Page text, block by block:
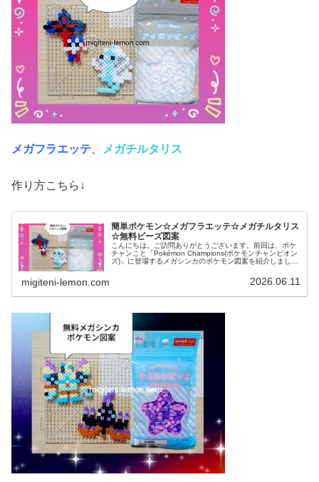
メガフラエッテ、 メガチルタリス
作り方こちら↓
簡単ポケモン☆メガフラエッテ☆メガチルタリス
☆無料ビーズ図案
こんにちは。ご訪問ありがとうございます。前回は、ポケ
チャンこと「Pokémon Champions(ポケモンチャンピオン
ズ)」に登場するメガシンカのポケモン図案を紹介しました
migiteni-lemon.com 2026.06.11